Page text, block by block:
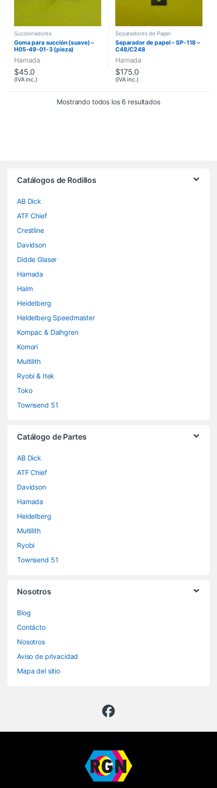
Succionadores
Goma para succión (suave) –
H05-49-01-3 (pieza)
Hamada
$45.0
(IVA inc.)
Separadores de Papel
Separador de papel – SP-118 –
C48/C248
Hamada
$175.0
(IVA inc.)
Mostrando todos los 6 resultados
Catálogos de Rodillos
AB Dick
ATF Chief
Crestline
Davidson
Didde Glaser
Hamada
Halm
Heidelberg
Heldelberg Speedmaster
Kompac & Dalhgren
Komori
Multilith
Ryobi & Itek
Toko
Townsend 51
Catálogo de Partes
AB Dick
ATF Chief
Davidson
Hamada
Heidelberg
Multilith
Ryobi
Townsend 51
Nosotros
Blog
Contácto
Nosotros
Aviso de privacidad
Mapa del sitio